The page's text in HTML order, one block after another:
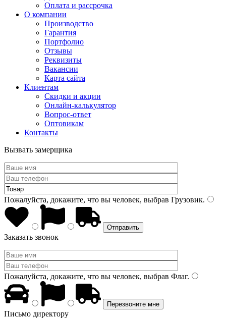
Оплата и рассрочка
О компании
Производство
Гарантия
Портфолио
Отзывы
Реквизиты
Вакансии
Карта сайта
Клиентам
Скидки и акции
Онлайн-калькулятор
Вопрос-ответ
Оптовикам
Контакты
Вызвать замерщика
Пожалуйста, докажите, что вы человек, выбрав Грузовик.
Заказать звонок
Пожалуйста, докажите, что вы человек, выбрав Флаг.
Письмо директору